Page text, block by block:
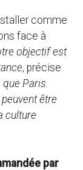
comme
face à
objectif est
, précise
Paris.
être
culture
par